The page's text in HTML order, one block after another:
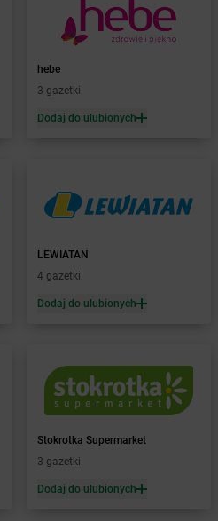
hebe
3 gazetki
Dodaj do ulubionych
LEWIATAN
4 gazetki
Dodaj do ulubionych
Stokrotka Supermarket
3 gazetki
Dodaj do ulubionych